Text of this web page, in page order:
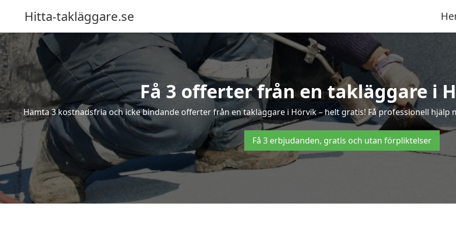
Hitta-takläggare.se
Få 3 offerter från en takläggare i
Hämta 3 kostnadsfria och icke bindande offerter från en takläggare i Hörvik – helt gratis! Få professionell
Få 3 erbjudanden, gratis och utan förpliktelser